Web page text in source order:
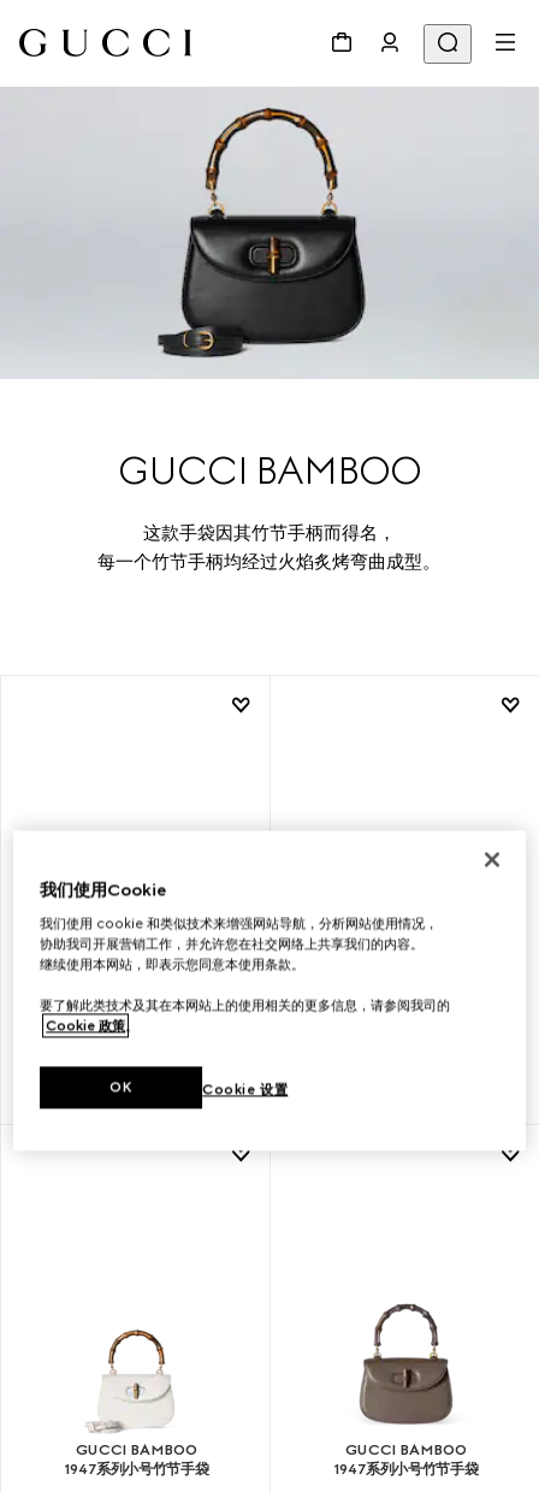
GUCCI BAMBOO
这款手袋因其竹节手柄而得名，
每一个竹节手柄均经过火焰炙烤弯曲成型。
GUCCI BAMBOO
1947系列小号竹节手袋
SAR 18,900
GUCCI BAMBOO
GUCCI BAMBOO
1947系列小号竹节手袋
GUCCI BAMBOO
1947系列小号竹节手袋
我们使用Cookie
我们使用 cookie 和类似技术来增强网站导航，分析网站使用情况，
协助我司开展营销工作，并允许您在社交网络上共享我们的内容。
继续使用本网站，即表示您同意本使用条款。
要了解此类技术及其在本网站上的使用相关的更多信息，请参阅我司的
Cookie 政策。
Cookie 设置
OK